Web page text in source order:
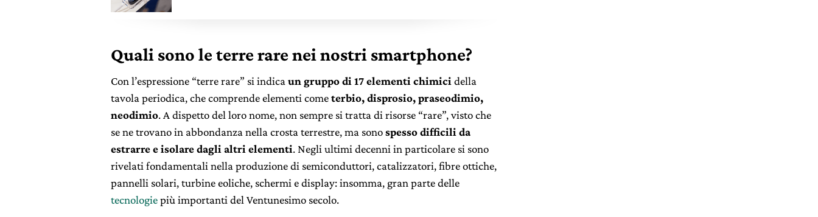
Quali sono le terre rare nei nostri smartphone?
Con l’espressione “terre rare” si indica un gruppo di 17 elementi chimici della
tavola periodica, che comprende elementi cometerbio, disprosio, praseodimio,
neodimio. A dispetto del loro nome, non sempre si tratta di risorse “rare”, visto che
se ne trovano in abbondanza nella crosta terrestre, ma sonospesso difficili da
estrarre e isolare dagli altri elementi. Negli ultimi decenni in particolare si sono
rivelati fondamentali nella produzione di semiconduttori, catalizzatori, fibre ottiche,
pannelli solari, turbine eoliche, schermi e display: insomma, gran parte delle
tecnologiepiù importanti del Ventunesimo secolo.